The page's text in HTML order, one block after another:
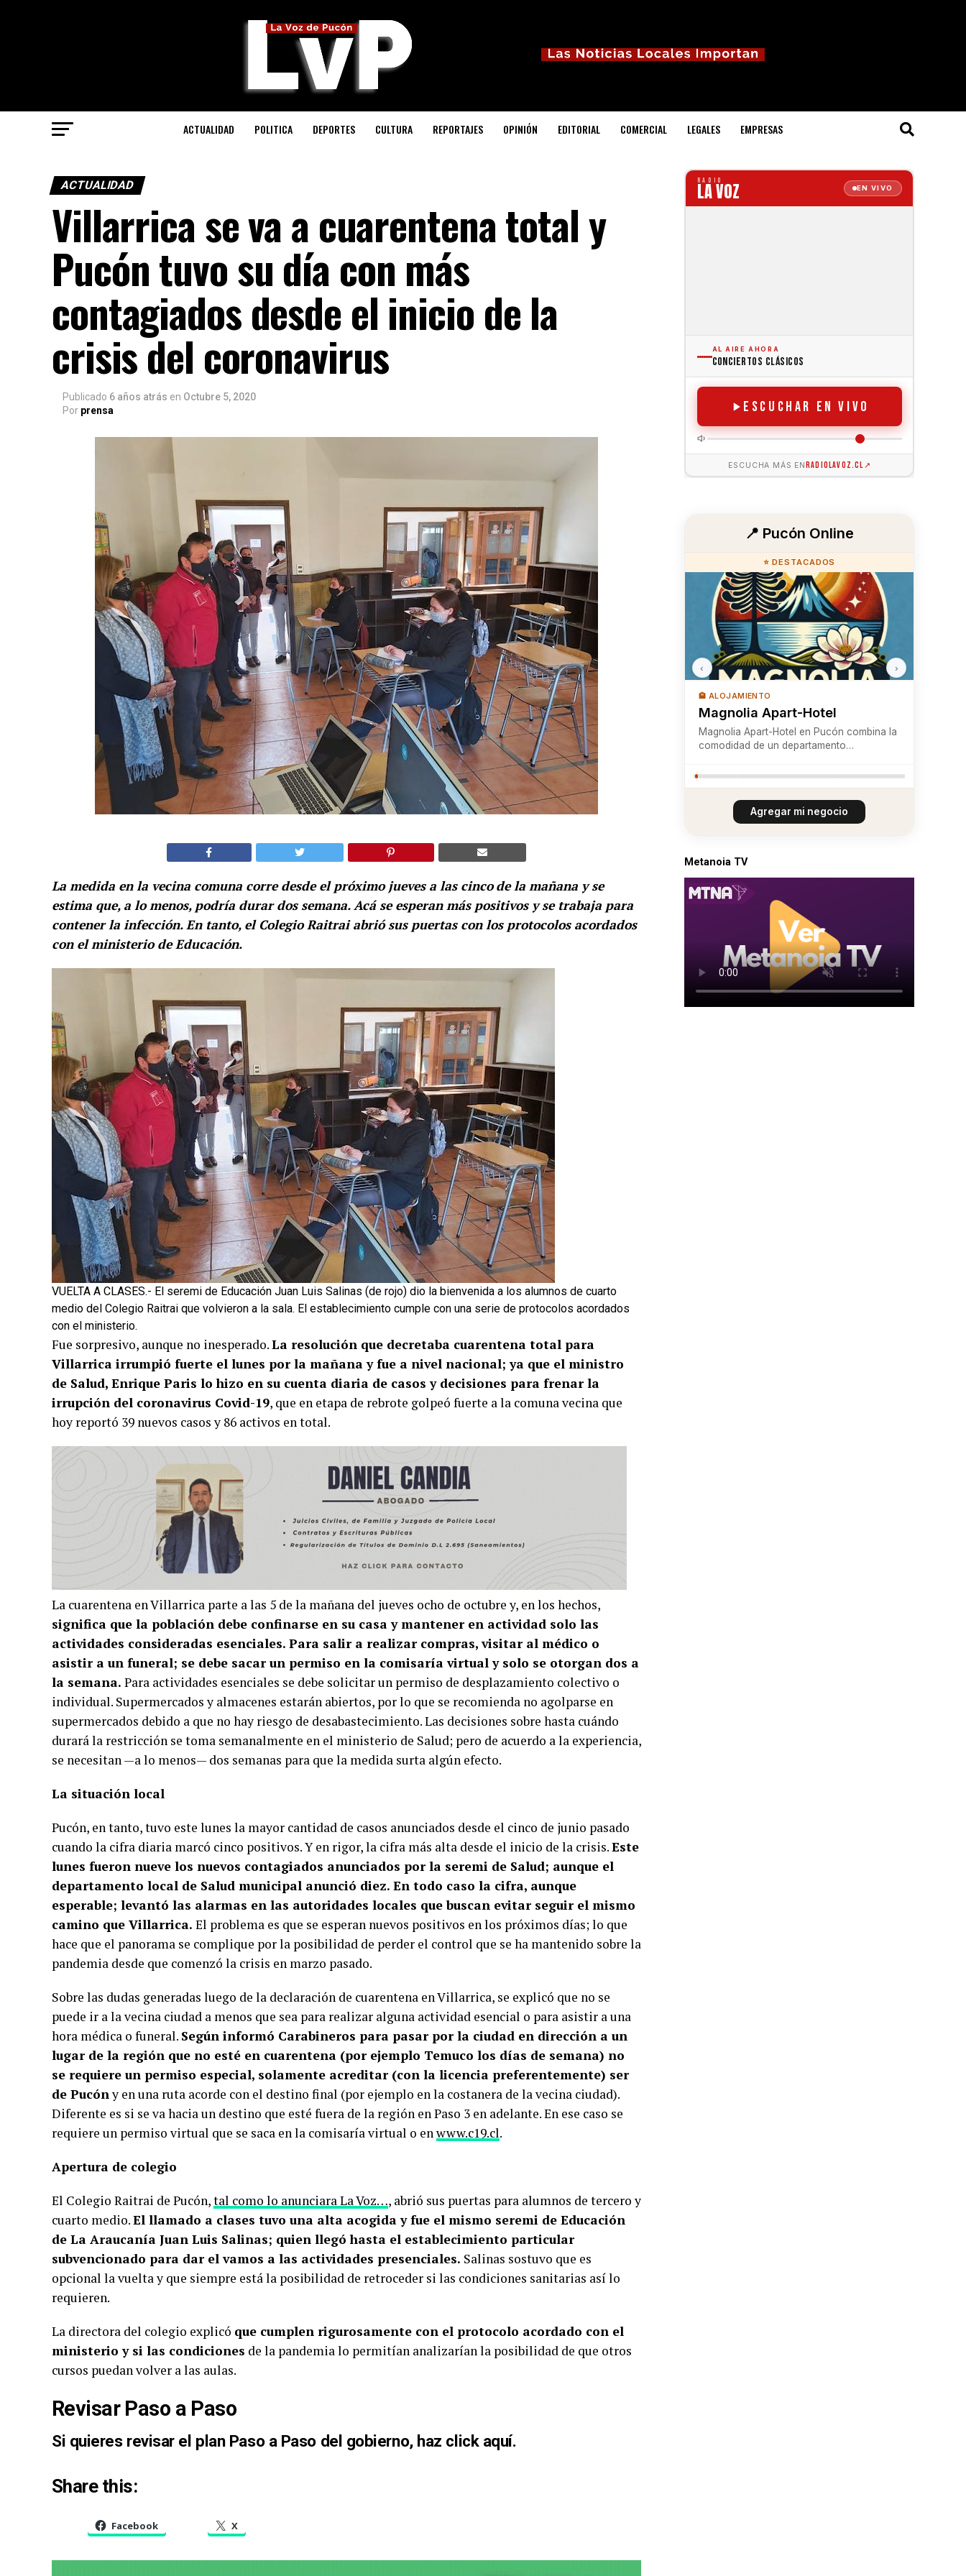
ACTUALIDAD POLITICA DEPORTES CULTURA REPORTAJES OPINIÓN EDITORIAL COMERCIAL LEGALES EMPRESAS
ACTUALIDAD
Villarrica se va a cuarentena total y
Pucón tuvo su día con más
contagiados desde el inicio de la
crisis del coronavirus
Publicado 6 años atrás en Octubre 5, 2020
Por prensa
La medida en la vecina comuna corre desde el próximo jueves a las cinco de la mañana y se
estima que, a lo menos, podría durar dos semana. Acá se esperan más positivos y se trabaja para
contener la infección. En tanto, el Colegio Raitrai abrió sus puertas con los protocolos acordados
con el ministerio de Educación.
VUELTA A CLASES.- El seremi de Educación Juan Luis Salinas (de rojo) dio la bienvenida a los alumnos de cuarto
medio del Colegio Raitrai que volvieron a la sala. El establecimiento cumple con una serie de protocolos acordados
con el ministerio.
Fue sorpresivo, aunque no inesperado.La resolución que decretaba cuarentena total para
Villarrica irrumpió fuerte el lunes por la mañana y fue a nivel nacional; ya que el ministro
de Salud, Enrique Paris lo hizo en su cuenta diaria de casos y decisiones para frenar la
irrupción del coronavirus Covid-19, que en etapa de rebrote golpeó fuerte a la comuna vecina que
hoy reportó 39 nuevos casos y 86 activos en total.
La cuarentena en Villarrica parte a las 5 de la mañana del jueves ocho de octubre y, en los hechos,
significa que la población debe confinarse en su casa y mantener en actividad solo las
actividades consideradas esenciales. Para salir a realizar compras, visitar al médico o
asistir a un funeral; se debe sacar un permiso en la comisaría virtual y solo se otorgan dos a
la semana. Para actividades esenciales se debe solicitar un permiso de desplazamiento colectivo o
individual. Supermercados y almacenes estarán abiertos, por lo que se recomienda no agolparse en
supermercados debido a que no hay riesgo de desabastecimiento. Las decisiones sobre hasta cuándo
durará la restricción se toma semanalmente en el ministerio de Salud; pero de acuerdo a la experiencia,
se necesitan —a lo menos— dos semanas para que la medida surta algún efecto.
La situación local
Pucón, en tanto, tuvo este lunes la mayor cantidad de casos anunciados desde el cinco de junio pasado
cuando la cifra diaria marcó cinco positivos. Y en rigor, la cifra más alta desde el inicio de la crisis.Este
lunes fueron nueve los nuevos contagiados anunciados por la seremi de Salud; aunque el
departamento local de Salud municipal anunció diez. En todo caso la cifra, aunque
esperable; levantó las alarmas en las autoridades locales que buscan evitar seguir el mismo
camino que Villarrica. El problema es que se esperan nuevos positivos en los próximos días; lo que
hace que el panorama se complique por la posibilidad de perder el control que se ha mantenido sobre la
pandemia desde que comenzó la crisis en marzo pasado.
Sobre las dudas generadas luego de la declaración de cuarentena en Villarrica, se explicó que no se
puede ir a la vecina ciudad a menos que sea para realizar alguna actividad esencial o para asistir a una
hora médica o funeral. Según informó Carabineros para pasar por la ciudad en dirección a un
lugar de la región que no esté en cuarentena (por ejemplo Temuco los días de semana) no
se requiere un permiso especial, solamente acreditar (con la licencia preferentemente) ser
de Pucóny en una ruta acorde con el destino final (por ejemplo en la costanera de la vecina ciudad).
Diferente es si se va hacia un destino que esté fuera de la región en Paso 3 en adelante. En ese caso se
requiere un permiso virtual que se saca en la comisaría virtual o enwww.c19.cl.
Apertura de colegio
El Colegio Raitrai de Pucón,tal como lo anunciara La Voz…, abrió sus puertas para alumnos de tercero y
cuarto medio.El llamado a clases tuvo una alta acogida y fue el mismo seremi de Educación
de La Araucanía Juan Luis Salinas; quien llegó hasta el establecimiento particular
subvencionado para dar el vamos a las actividades presenciales. Salinas sostuvo que es
opcional la vuelta y que siempre está la posibilidad de retroceder si las condiciones sanitarias así lo
requieren.
La directora del colegio explicó que cumplen rigurosamente con el protocolo acordado con el
ministerio y si las condiciones de la pandemia lo permitían analizarían la posibilidad de que otros
cursos puedan volver a las aulas.
Revisar Paso a Paso
Si quieres revisar el plan Paso a Paso del gobierno, haz click aquí.
Share this:
Facebook X
📍 Pucón Online
⭐ DESTACADOS
🏨 ALOJAMIENTO
Magnolia Apart-Hotel
Magnolia Apart-Hotel en Pucón combina la
comodidad de un departamento
tranquilidad de un entorno residencial,
ideal para descansar sin alejarse de la
ciudad. Ubicado a minutos del centro,
ofrece amplios departamentos ...
‹ ›
Agregar mi negocio
Metanoia TV